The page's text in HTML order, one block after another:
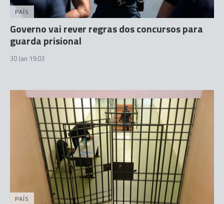
PAÍS
Governo vai rever regras dos concursos para
guarda prisional
30 Jan 19:03
PAÍS